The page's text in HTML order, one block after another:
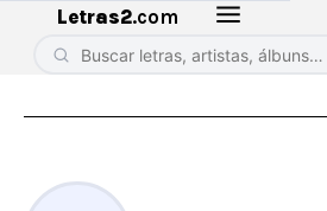
Letras2.com